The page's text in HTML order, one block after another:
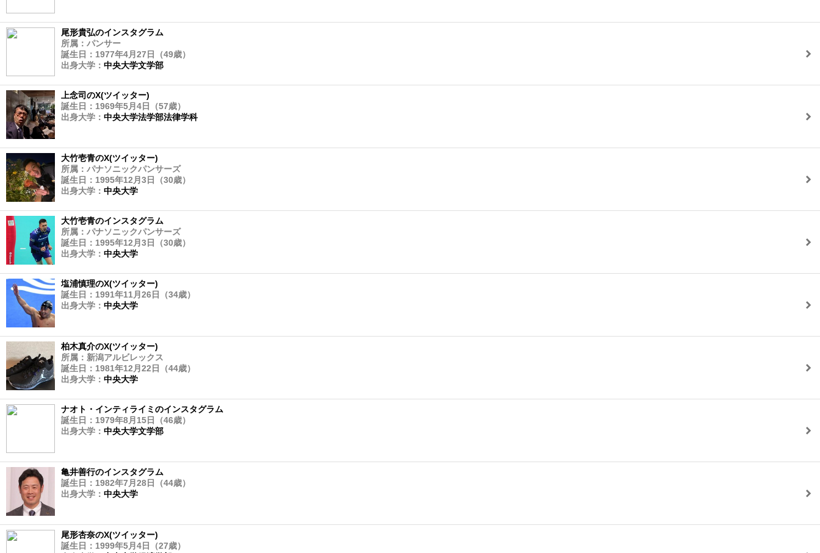
尾形貴弘のインスタグラム
所属：パンサー
誕生日：1977年4月27日（49歳）
出身大学： 中央大学文学部
上念司のX(ツイッター)
誕生日：1969年5月4日（57歳）
出身大学： 中央大学法学部法律学科
大竹壱青のX(ツイッター)
所属：パナソニックパンサーズ
誕生日：1995年12月3日（30歳）
出身大学： 中央大学
大竹壱青のインスタグラム
所属：パナソニックパンサーズ
誕生日：1995年12月3日（30歳）
出身大学： 中央大学
塩浦慎理のX(ツイッター)
誕生日：1991年11月26日（34歳）
出身大学： 中央大学
柏木真介のX(ツイッター)
所属：新潟アルビレックス
誕生日：1981年12月22日（44歳）
出身大学： 中央大学
ナオト・インティライミのインスタグラム
誕生日：1979年8月15日（46歳）
出身大学： 中央大学文学部
亀井善行のインスタグラム
誕生日：1982年7月28日（44歳）
出身大学： 中央大学
尾形杏奈のX(ツイッター)
誕生日：1999年5月4日（27歳）